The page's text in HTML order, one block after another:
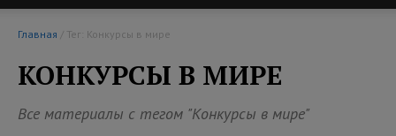
Главная / Тег: Конкурсы в мире
КОНКУРСЫ В МИРЕ
Все материалы с тегом "Конкурсы в мире"